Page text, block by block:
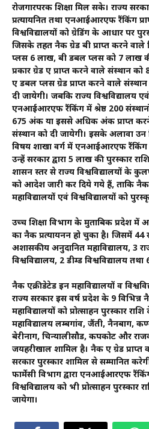
रोजगारपरक शिक्षा मिल सके। राज्य
प्रत्यायनित तथा एनआईआरएफ रैंकिंग
विश्वविद्यालयों को ग्रेडिंग के आधार पर
जिसके तहत नैक ग्रेड बी प्राप्त करने
प्लस 6 लाख, बी डबल प्लस को 7 लाख की
प्रकार ग्रेड ए प्राप्त करने वाले संस्थान
ए डबल प्लस ग्रेड प्राप्त करने वाले
दी जायेगी। जबकि राज्य विश्वविद्यालय एवं
एनआईआरएफ रैंकिंग में श्रेष्ठ 200
675 अंक या इससे अधिक अंक प्राप्त
संस्थान को दी जायेगी। इसके अलावा उन
विषय शाखा वर्ग में एनआईआरएफ रैंकिंग
उन्हें सरकार द्वारा 5 लाख की पुरस्कार
शासन स्तर से राज्य विश्वविद्यालयों के
को आदेश जारी कर दिये गये हैं, ताकि नैक
महाविद्यालयों एवं विश्वविद्यालयों को
उच्च शिक्षा विभाग के मुताबिक प्रदेश में
का नैक प्रत्यायनन हो चुका है। जिसमें 44
अशासकीय अनुदानित महाविद्यालय, 3
विश्वविद्यालय, 2 डीम्ड विश्वविद्यालय
नैक एक्रीडेटेड इन महाविद्यालयों व
राज्य सरकार इस वर्ष प्रदेश के 9 विभिन्न
महाविद्यालयों को प्रोत्साहन पुरस्कार
महाविद्यालय लम्बगांव, जैंती, नैनबाग,
बेरीनाग, चिन्यालीसौड, कपकोट और
जयहरीखाल शामिल है। नैक ए ग्रेड प्राप्त
सरकार पुरस्कार शामिल से सम्मानित
फार्मेसी विभाग द्वारा एनआईआरएफ
विश्वविद्यालय को भी प्रोत्साहन पुरस्कार
जायेगा।